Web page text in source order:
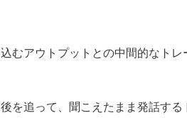
むアウトプットとの中間的なト
を追って、聞こえたまま発話する